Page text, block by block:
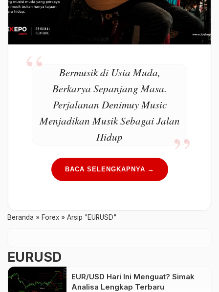
Bermusik di Usia Muda,
Berkarya Sepanjang Masa.
Perjalanan Denimuy Music
Menjadikan Musik Sebagai Jalan
Hidup
BACA SELENGKAPNYA →
Beranda » Forex » Arsip "EURUSD"
EURUSD
EUR/USD Hari Ini Menguat? Simak
Analisa Lengkap Terbaru